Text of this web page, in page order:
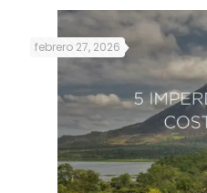
febrero 27, 2026